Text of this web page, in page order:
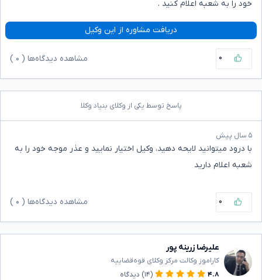
خود را به شعبه اعلام کنید .
دریافت مشاوره از این وکیل
۰ مشاهده دیدگاه‌ها ( ۰
پاسخ توسط یکی از وکلای بنیاد وکلا
۵ سال پیش
با درود میتوانید لایحه‌ دهید، وکیل اختیار نمایید و عذر موجه خود را به
شعبه اعلام دارید
۰ مشاهده دیدگاه‌ها ( ۰
علیرضا زرینه پور
کاراموز وکالت مرکز وکلای قوه‌قضاییه
۴.۸
(۱۴) دیدگاه